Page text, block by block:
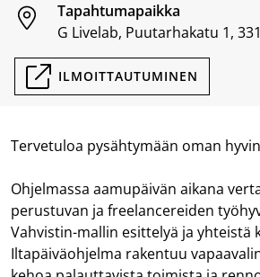
Tapahtumapaikka
G Livelab, Puutarhakatu 1,
ILMOITTAUTUMINEN
Tervetuloa pysähtymään oman
Ohjelmassa aamupäivän aikana
perustuvan ja freelancereiden
Vahvistin-mallin esittelyä ja yhteistä
Iltapäiväohjelma rakentuu